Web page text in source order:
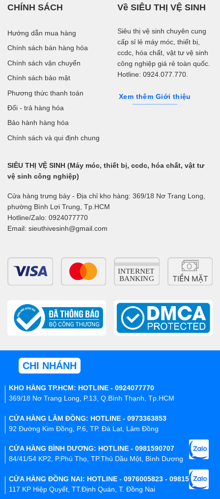
CHÍNH SÁCH
Hướng dẫn mua hàng
Chính sách bán hàng hóa
Chính sách vận chuyển
Chính sách bảo mật
Phương thức thanh toán
Đổi - trả hàng hóa
Bảo hành hàng hóa
Chính sách và qui định chung
Về SIÊU THỊ VỆ SINH
Siêu thị vệ sinh chuyên cung
cấp sỉ lẻ máy móc, thiết bị,
ccdc, hóa chất, vật tư vệ sinh
công nghiệp giá rẻ toàn quốc.
Hotline: 0924.077.770.
Xem thêm Giới thiệu
SIÊU THỊ VỆ SINH (Máy móc, thiết bị, ccdc, hóa chất, vật tư
vệ sinh công nghiệp)
Cửa hàng trưng bày - Địa chỉ kho hàng: 369/18 Nơ Trang Long,
phường Bình Lợi Trung, Tp.HCM
Hotline/Zalo: 0924077770
Email: sieuthivesinh@gmail.com
CHI NHÁNH
KHO HÀNG TP.HCM: HOTLINE - 0924077770
369/18 Nơ Trang Long, P.13, Q.Bình Thạnh, Tp.HCM
CỬA HÀNG LÂM ĐỒNG: HOTLINE - 0973363853
92 Đường Kim Đồng, P.6, TP. Đà Lạt, Lâm Đồng
CỬA HÀNG BÌNH DƯƠNG: HOTLINE - 0981590707
84/41/54 KP2, P.Phú Thọ, TP.Thủ Dầu Một, Bình Dương
CỬA HÀNG ĐỒNG NAI: HOTLINE - 0976005823 - 0981590707
117 KP Hiệp Quyết, TT.Định Quán, T. Đồng Nai